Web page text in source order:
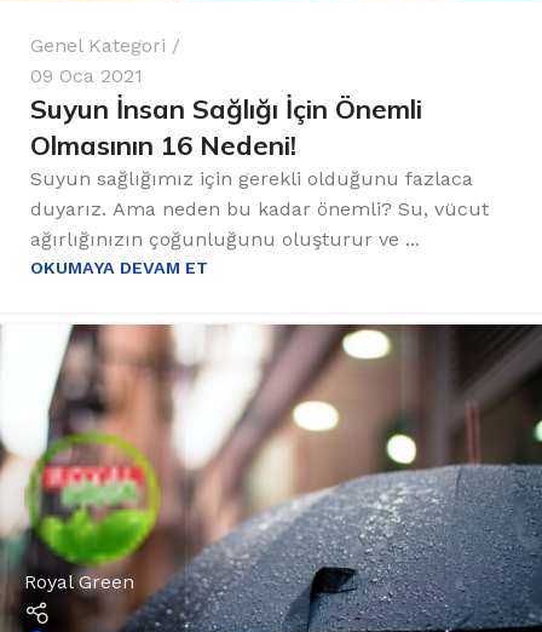
Genel Kategori
09 Oca 2021
Suyun İnsan Sağlığı İçin Önemli
Olmasının 16 Nedeni!
Suyun sağlığımız için gerekli olduğunu fazlaca
duyarız. Ama neden bu kadar önemli? Su, vücut
ağırlığınızın çoğunluğunu oluşturur ve ...
OKUMAYA DEVAM ET
Royal Green